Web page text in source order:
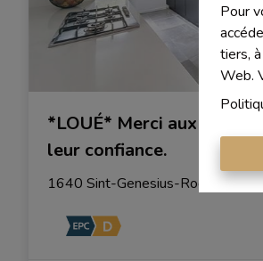
Pour
tiers,
Web.
*LOUÉ* Merci aux
leur confiance.
1640 Sint-Genesius-Rode Ref: